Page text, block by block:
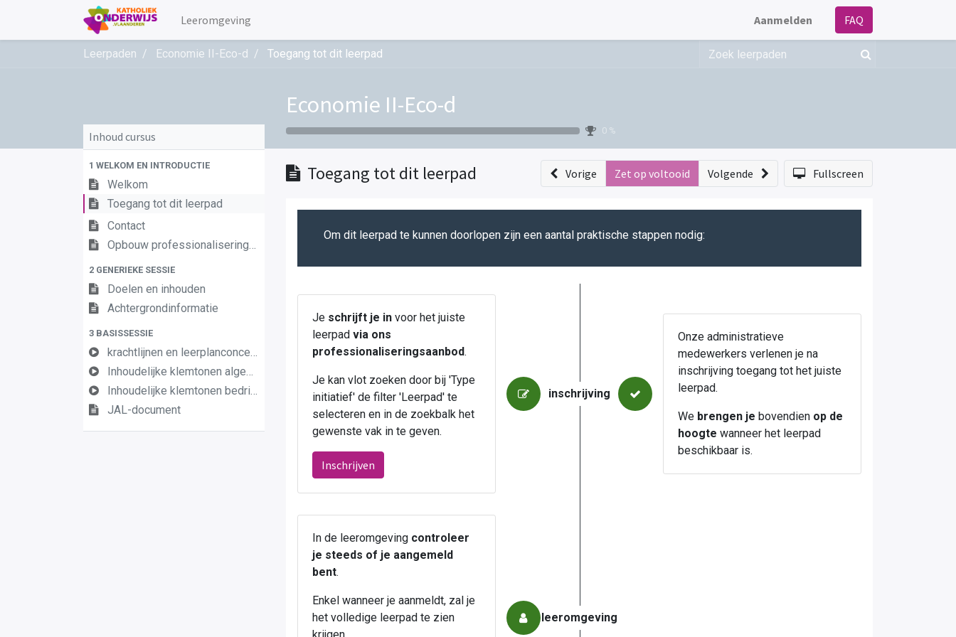
Leeromgeving Aanmelden FAQ
Leerpaden Economie II-Eco-d Toegang tot dit leerpad
Economie II-Eco-d
0 %
Inhoud cursus
1 WELKOM EN INTRODUCTIE
Welkom
Toegang tot dit leerpad
Contact
Opbouw professionaliseringstraject
2 GENERIEKE SESSIE
Doelen en inhouden
Achtergrondinformatie
3 BASISSESSIE
krachtlijnen en leerplanconcept versie januari 2024
Inhoudelijke klemtonen algemene economie versie januari 2024
Inhoudelijke klemtonen bedrijfseconomie versie januari 2024
JAL-document
Toegang tot dit leerpad Vorige Zet op voltooid Volgende Fullscreen
Om dit leerpad te kunnen doorlopen zijn een aantal praktische stappen nodig:
inschrijving
Je schrijft je in voor het juiste
leerpad via ons
professionaliseringsaanbod.
Je kan vlot zoeken door bij 'Type
initiatief' de filter 'Leerpad' te
selecteren en in de zoekbalk het
gewenste vak in te geven.
Inschrijven
Onze administratieve
medewerkers verlenen je na
inschrijving toegang tot het juiste
leerpad.
We brengen je bovendien op de
hoogte wanneer het leerpad
beschikbaar is.
leeromgeving
In de leeromgeving controleer
je steeds of je aangemeld
bent.
Enkel wanneer je aanmeldt, zal je
het volledige leerpad te zien